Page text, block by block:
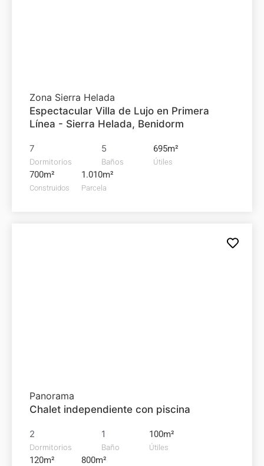
Zona Sierra Helada
Espectacular Villa de Lujo en Primera
Línea - Sierra Helada, Benidorm
7
Dormitorios
5
Baños
695m²
Útiles
700m²
Construidos
1.010m²
Parcela
Panorama
Chalet independiente con piscina
2
Dormitorios
1
Baño
100m²
Útiles
120m² 800m²